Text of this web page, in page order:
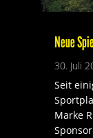
Neue
30. Juli
Seit
Marke